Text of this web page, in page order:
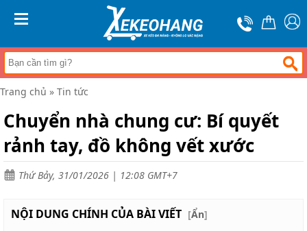
Trang
chủ
Xe
đẩy
hàng
Xe
tay
Bánh
xe
đẩy
Trang chủ » Tin tức
Chuyển nhà chung cư: Bí quyết
rảnh tay, đồ không vết xước
Thứ Bảy, 31/01/2026 | 12:08 GMT+7
NỘI DUNG CHÍNH CỦA BÀI VIẾT [Ẩn]